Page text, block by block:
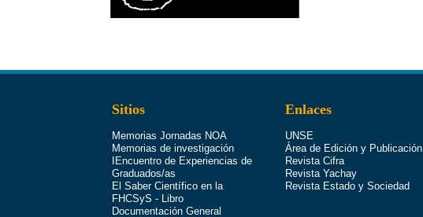
Sitios
Memorias Jornadas NOA
Memorias de investigación
IEncuentro de Experiencias de
Graduados/as
El Saber Científico en la
FHCSyS - Libro
Documentación General
Enlaces
UNSE
Área de Edición y Publicación
Revista Cifra
Revista Yachay
Revista Estado y Sociedad